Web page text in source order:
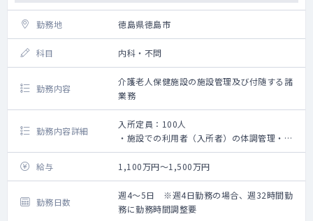
勤務地 徳島県徳島市
科目 内科・不問
勤務内容
介護老人保健施設の施設管理及び付随する諸
業務
勤務内容詳細
入所定員：100人
・施設での利用者（入所者）の体調管理・処
方・診療情報提供書の作成等
・カンファレンスへの参加
・死亡確認と死亡診断書の作成
・各種委員会への参加
給与 1,100万円～1,500万円
勤務日数
週4～5日 ※週4日勤務の場合、週32時間勤
務に勤務時間調整要